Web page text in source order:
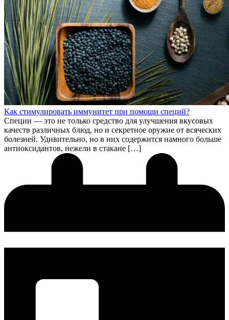
Как стимулировать иммунитет при помощи специй?
Специи — это не только средство для улучшения вкусовых
качеств различных блюд, но и секретное оружие от всяческих
болезней. Удивительно, но в них содержится намного больше
антиоксидантов, нежели в стакане […]